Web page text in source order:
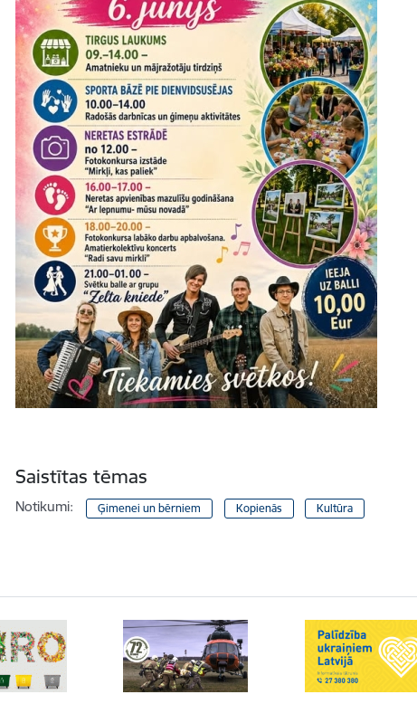
Saistītas tēmas
Notikumi: Ģimenei un bērniem Kopienās Kultūra